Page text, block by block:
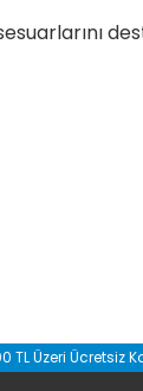
TL Üzeri Ücretsiz